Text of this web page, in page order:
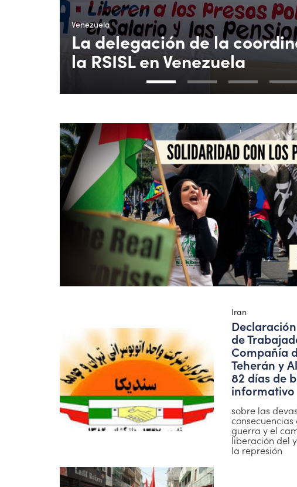
Venezuela
La delegación de la
la RSISL en Venezuela
1 2 3
Iran
de
Compañía
Teherán y
82 días de
informativo
sobre las
guerra y el
liberación del
la represión